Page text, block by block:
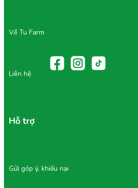
Về Tu Farm
Liên hệ
Hỗ trợ
Gửi góp ý, khiếu nại